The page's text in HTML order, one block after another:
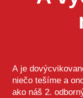
A je
niečo tešíme a
ako náš 2.